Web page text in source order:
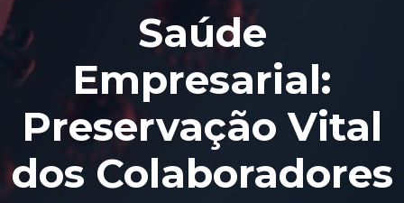
Saúde
Empresarial:
Preservação Vital
dos Colaboradores